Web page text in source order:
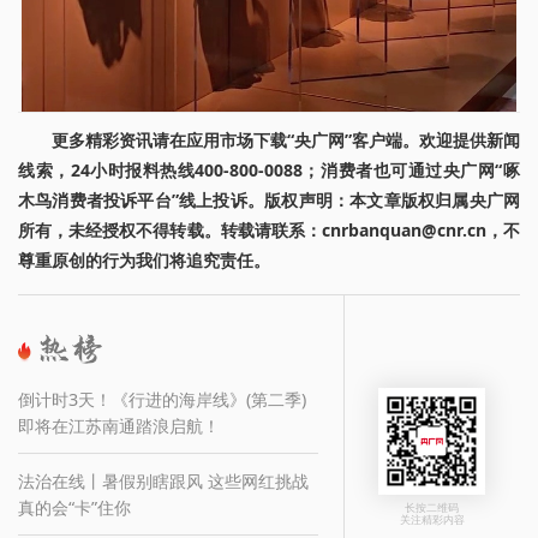
更多精彩资讯请在应用市场下载“央广网”客户端。欢迎提供新闻
线索，24小时报料热线400-800-0088；消费者也可通过央广网“啄
木鸟消费者投诉平台”线上投诉。版权声明：本文章版权归属央广网
所有，未经授权不得转载。转载请联系：cnrbanquan@cnr.cn，不
尊重原创的行为我们将追究责任。
倒计时3天！《行进的海岸线》(第二季)
即将在江苏南通踏浪启航！
法治在线丨暑假别瞎跟风 这些网红挑战
真的会“卡”住你
长按二维码
关注精彩内容